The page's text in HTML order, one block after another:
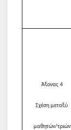
Άξονας 4
Σχέση μεταξύ
μαθητών/τριών